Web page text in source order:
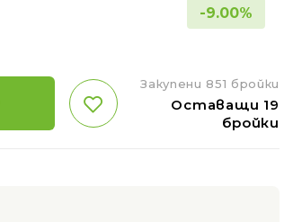
-9.00%
Закупени 851 бройки
Оставащи 19
бройки